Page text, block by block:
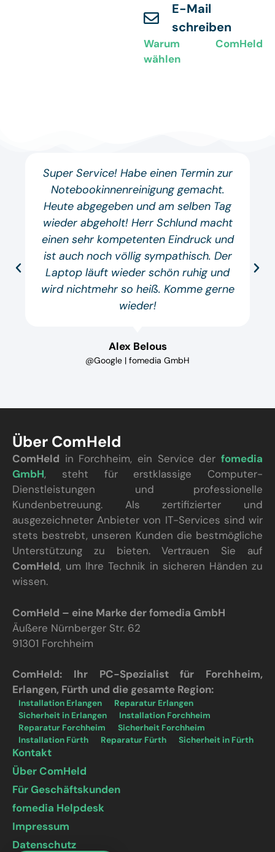
E-Mail
schreiben
Warum ComHeld
wählen
Super Service! Habe einen Termin zur
Notebookinnenreinigung gemacht.
Heute abgegeben und am selben Tag
wieder abgeholt! Herr Schlund macht
einen sehr kompetenten Eindruck und
ist auch noch völlig sympathisch. Der
Laptop läuft wieder schön ruhig und
wird nichtmehr so heiß. Komme gerne
wieder!
Alex Belous
@Google | fomedia GmbH
Über ComHeld
ComHeld in Forchheim, ein Service der fomedia
GmbH, steht für erstklassige Computer-
Dienstleistungen und professionelle
Kundenbetreuung. Als zertifizierter und
ausgezeichneter Anbieter von IT-Services sind wir
stets bestrebt, unseren Kunden die bestmögliche
Unterstützung zu bieten. Vertrauen Sie auf
ComHeld, um Ihre Technik in sicheren Händen zu
wissen.
ComHeld – eine Marke der fomedia GmbH
Äußere Nürnberger Str. 62
91301 Forchheim
ComHeld: Ihr PC-Spezialist für Forchheim,
Erlangen, Fürth und die gesamte Region:
Installation Erlangen
Reparatur Erlangen
Sicherheit in Erlangen
Installation Forchheim
Reparatur Forchheim
Sicherheit Forchheim
Installation Fürth
Reparatur Fürth Sicherheit in Fürth
Kontakt
Über ComHeld
Für Geschäftskunden
fomedia Helpdesk
Impressum
Datenschutz